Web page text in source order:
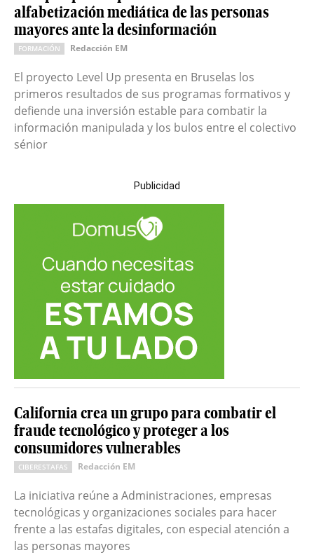
alfabetización mediática de las personas
mayores ante la desinformación
FORMACIÓN Redacción EM
El proyecto Level Up presenta en Bruselas los
primeros resultados de sus programas formativos y
defiende una inversión estable para combatir la
información manipulada y los bulos entre el colectivo
sénior
Publicidad
California crea un grupo para combatir el
fraude tecnológico y proteger a los
consumidores vulnerables
CIBERESTAFAS Redacción EM
La iniciativa reúne a Administraciones, empresas
tecnológicas y organizaciones sociales para hacer
frente a las estafas digitales, con especial atención a
las personas mayores